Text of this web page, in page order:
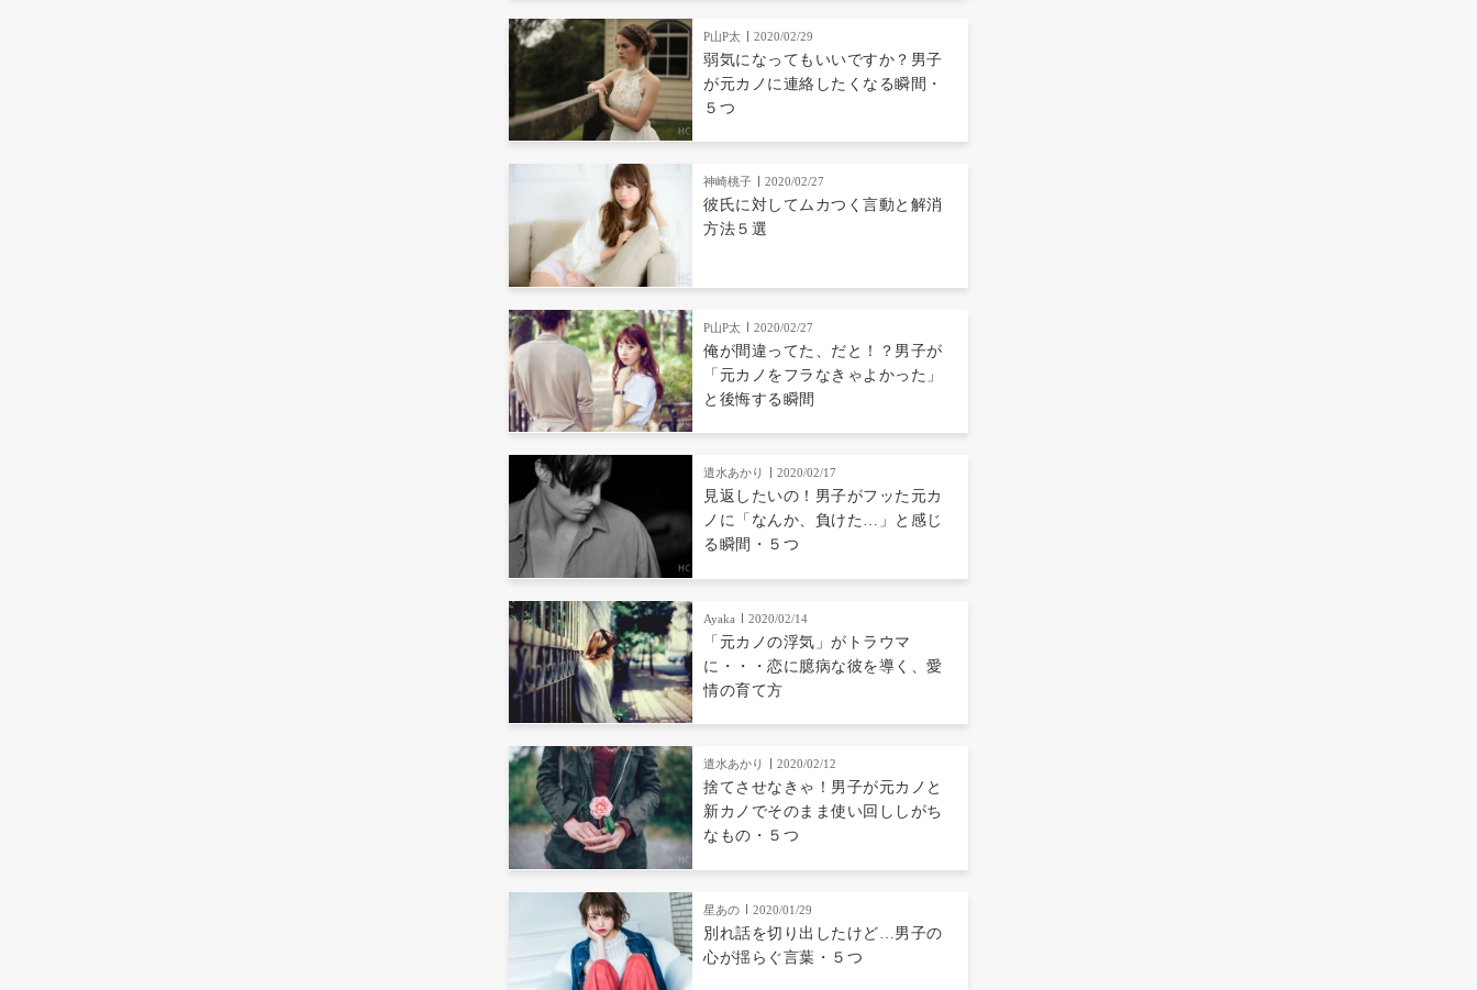
P山P太 2020/02/29
弱気になってもいいですか？男子
が元カノに連絡したくなる瞬間・
５つ
神崎桃子 2020/02/27
彼氏に対してムカつく言動と解消
方法５選
P山P太 2020/02/27
俺が間違ってた、だと！？男子が
「元カノをフラなきゃよかった」
と後悔する瞬間
遣水あかり 2020/02/17
見返したいの！男子がフッた元カ
ノに「なんか、負けた…」と感じ
る瞬間・５つ
Ayaka 2020/02/14
「元カノの浮気」がトラウマ
に・・・恋に臆病な彼を導く、愛
情の育て方
遣水あかり 2020/02/12
捨てさせなきゃ！男子が元カノと
新カノでそのまま使い回ししがち
なもの・５つ
星あの 2020/01/29
別れ話を切り出したけど…男子の
心が揺らぐ言葉・５つ